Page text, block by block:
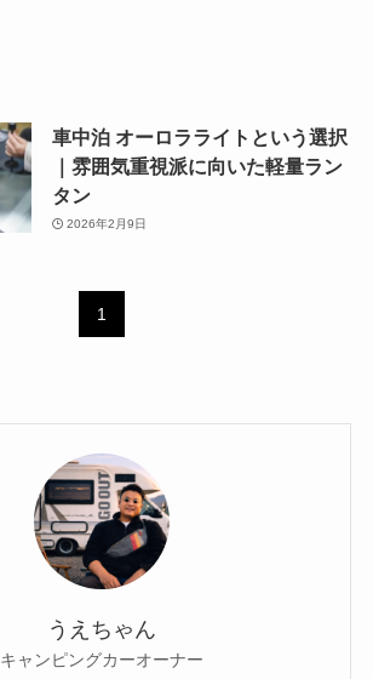
車中泊 オーロラライトという選択
｜雰囲気重視派に向いた軽量ラン
タン
2026年2月9日
1
うえちゃん
キャンピングカーオーナー